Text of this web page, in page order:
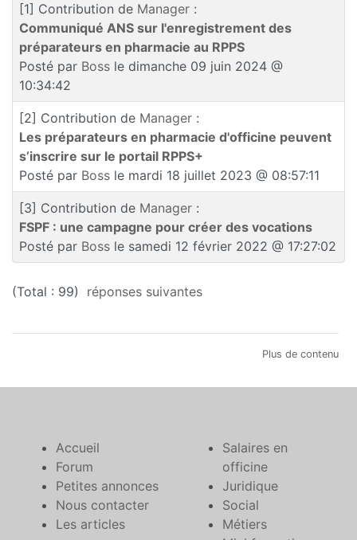
[1] Contribution de Manager :
Communiqué ANS sur l'enregistrement des
préparateurs en pharmacie au RPPS
Posté par Boss le dimanche 09 juin 2024 @
10:34:42
[2] Contribution de Manager :
Les préparateurs en pharmacie d'officine peuvent
s’inscrire sur le portail RPPS+
Posté par Boss le mardi 18 juillet 2023 @ 08:57:11
[3] Contribution de Manager :
FSPF : une campagne pour créer des vocations
Posté par Boss le samedi 12 février 2022 @ 17:27:02
(Total : 99) réponses suivantes
Plus de contenu
Accueil
Forum
Petites annonces
Nous contacter
Les articles
Salaires en
officine
Juridique
Social
Métiers